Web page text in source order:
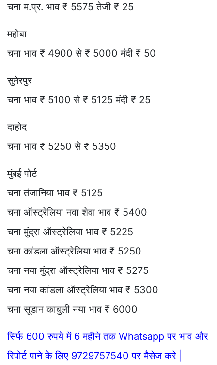
चना म.प्र. भाव ₹ 5575 तेजी ₹ 25
महोबा
चना भाव ₹ 4900 से ₹ 5000 मंदी ₹ 50
सुमेरपुर
चना भाव ₹ 5100 से ₹ 5125 मंदी ₹ 25
दाहोद
चना भाव ₹ 5250 से ₹ 5350
मुंबई पोर्ट
चना तंजानिया भाव ₹ 5125
चना ऑस्ट्रेलिया नवा शेवा भाव ₹ 5400
चना मुंद्रा ऑस्ट्रेलिया भाव ₹ 5225
चना कांडला ऑस्ट्रेलिया भाव ₹ 5250
चना नया मुंद्रा ऑस्ट्रेलिया भाव ₹ 5275
चना नया कांडला ऑस्ट्रेलिया भाव ₹ 5300
चना सूडान काबुली नया भाव ₹ 6000
सिर्फ 600 रुपये में 6 महीने तक Whatsapp पर भाव और
रिपोर्ट पाने के लिए 9729757540 पर मैसेज करे |